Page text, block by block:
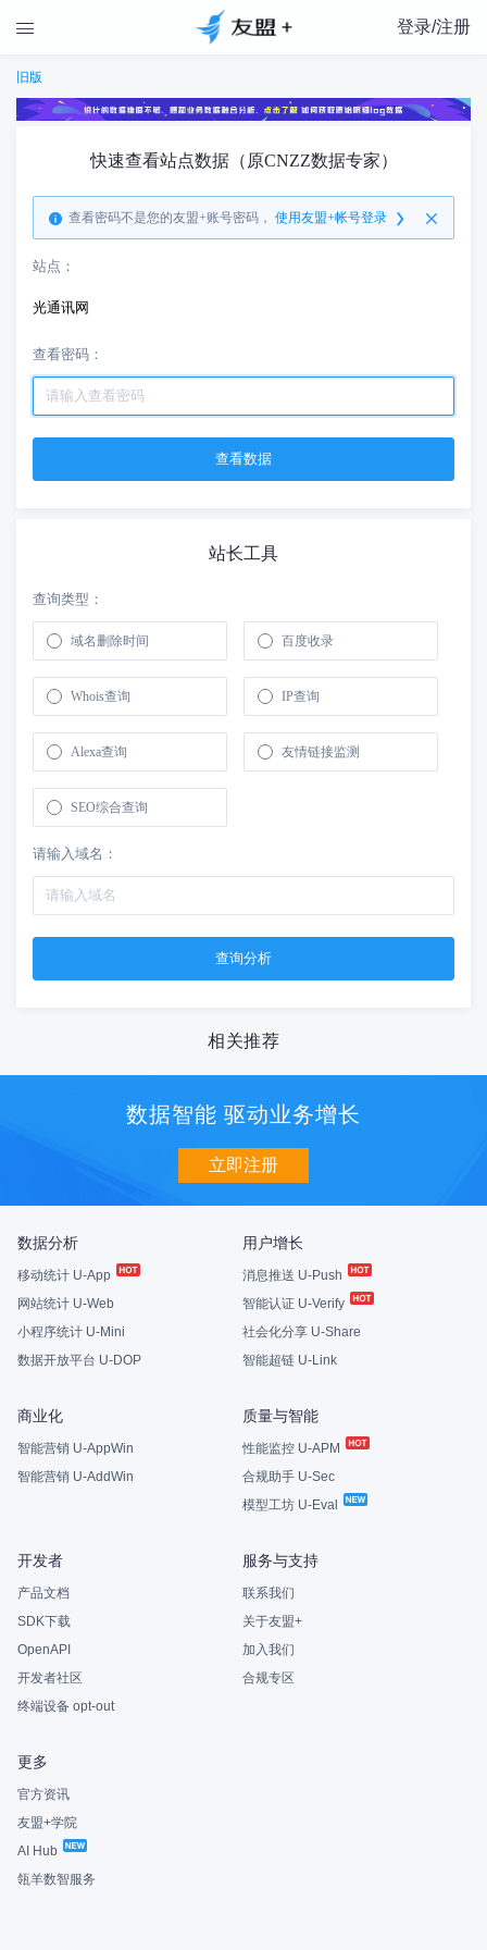
 登录/注册
旧版
快速查看站点数据（原CNZZ数据专家）
查看密码不是您的友盟+账号密码， 使用友盟+帐号登录
站点：
光通讯网
查看密码：
站长工具
查询类型：
域名删除时间 百度收录
Whois查询 IP查询
Alexa查询 友情链接监测
SEO综合查询
请输入域名：
相关推荐
数据智能 驱动业务增长
立即注册
数据分析
移动统计 U-App
网站统计 U-Web
小程序统计 U-Mini
数据开放平台 U-DOP
用户增长
消息推送 U-Push
智能认证 U-Verify
社会化分享 U-Share
智能超链 U-Link
商业化
智能营销 U-AppWin
智能营销 U-AddWin
质量与智能
性能监控 U-APM
合规助手 U-Sec
模型工坊 U-Eval
开发者
产品文档
SDK下载
OpenAPI
开发者社区
终端设备 opt-out
服务与支持
联系我们
关于友盟+
加入我们
合规专区
更多
官方资讯
友盟+学院
AI Hub
瓴羊数智服务